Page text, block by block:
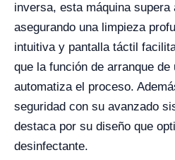
inversa, esta máquina
asegurando una limpieza
intuitiva y pantalla táctil
que la función de arranque de
automatiza el proceso.
seguridad con su avanzado
destaca por su diseño que
desinfectante.